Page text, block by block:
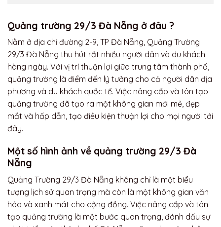
Quảng trường 29/3 Đà Nẵng ở đâu ?
Nằm ở địa chỉ đường 2-9, TP Đà Nẵng, Quảng Trường
29/3 Đà Nẵng thu hút rất nhiều người dân và du khách
hàng ngày. Với vị trí thuận lợi giữa trung tâm thành phố,
quảng trường là điểm đến lý tưởng cho cả người dân địa
phương và du khách quốc tế. Việc nâng cấp và tôn tạo
quảng trường đã tạo ra một không gian mới mẻ, đẹp
mắt và hấp dẫn, tạo điều kiện thuận lợi cho mọi người tới
đây.
Một số hình ảnh về quảng trường 29/3 Đà
Nẵng
Quảng Trường 29/3 Đà Nẵng không chỉ là một biểu
tượng lịch sử quan trọng mà còn là một không gian văn
hóa và xanh mát cho cộng đồng. Việc nâng cấp và tôn
tạo quảng trường là một bước quan trọng, đánh dấu sự